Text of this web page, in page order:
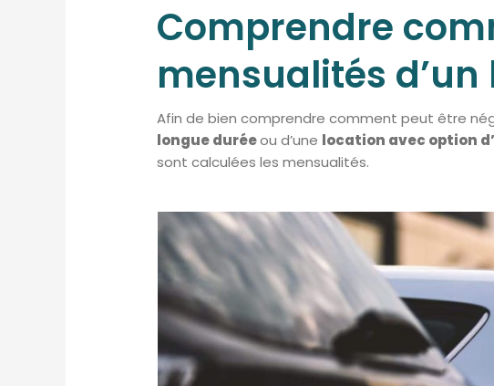
Comprendre
mensualités d’un
Afin de bien comprendre comment peut être
longue duréeou d’une location avec option
sont calculées les mensualités.